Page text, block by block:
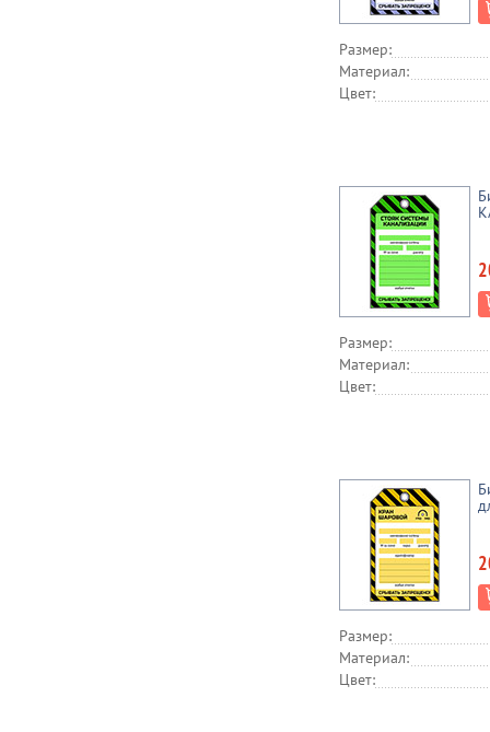
Размер:
Материал:
Цвет:
Размер:
Материал:
Цвет:
Размер:
Материал:
Цвет: